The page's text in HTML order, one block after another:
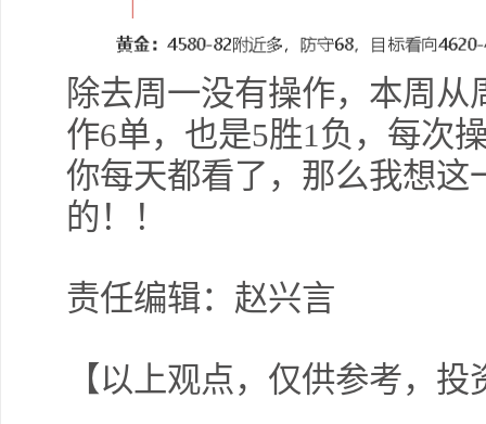
除去周一没有操作，本周
作6单，也是5胜1负，每次
你每天都看了，那么我想这
的！！
责任编辑：赵兴言
【以上观点，仅供参考，